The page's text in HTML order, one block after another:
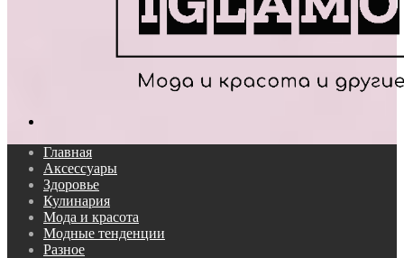
Главная
Аксессуары
Здоровье
Кулинария
Мода и красота
Модные тенденции
Разное